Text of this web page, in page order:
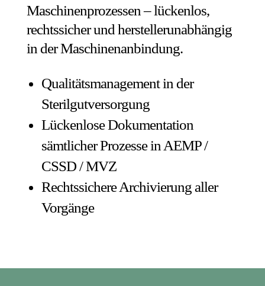
Maschinenprozessen – lückenlos,
rechtssicher und herstellerunabhängig
in der Maschinenanbindung.
Qualitätsmanagement in der
Sterilgutversorgung
Lückenlose Dokumentation
sämtlicher Prozesse in AEMP /
CSSD / MVZ
Rechtssichere Archivierung aller
Vorgänge